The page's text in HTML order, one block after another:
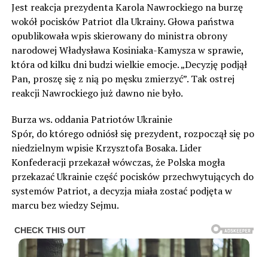
Jest reakcja prezydenta Karola Nawrockiego na burzę
wokół pocisków Patriot dla Ukrainy. Głowa państwa
opublikowała wpis skierowany do ministra obrony
narodowej Władysława Kosiniaka-Kamysza w sprawie,
która od kilku dni budzi wielkie emocje. „Decyzję podjął
Pan, proszę się z nią po męsku zmierzyć”. Tak ostrej
reakcji Nawrockiego już dawno nie było.
Burza ws. oddania Patriotów Ukrainie
Spór, do którego odniósł się prezydent, rozpoczął się po
niedzielnym wpisie Krzysztofa Bosaka. Lider
Konfederacji przekazał wówczas, że Polska mogła
przekazać Ukrainie część pocisków przechwytujących do
systemów Patriot, a decyzja miała zostać podjęta w
marcu bez wiedzy Sejmu.